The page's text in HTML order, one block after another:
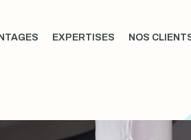
EXPERTISES NOS